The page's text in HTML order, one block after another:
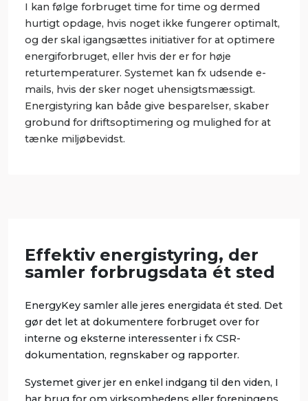
I kan følge forbruget time for time og dermed
hurtigt opdage, hvis noget ikke fungerer optimalt,
og der skal igangsættes initiativer for at optimere
energiforbruget, eller hvis der er for høje
returtemperaturer. Systemet kan fx udsende e-
mails, hvis der sker noget uhensigtsmæssigt.
Energistyring kan både give besparelser, skaber
grobund for driftsoptimering og mulighed for at
tænke miljøbevidst.
Effektiv energistyring, der
samler forbrugsdata ét sted
EnergyKey samler alle jeres energidata ét sted. Det
gør det let at dokumentere forbruget over for
interne og eksterne interessenter i fx CSR-
dokumentation, regnskaber og rapporter.
Systemet giver jer en enkel indgang til den viden, I